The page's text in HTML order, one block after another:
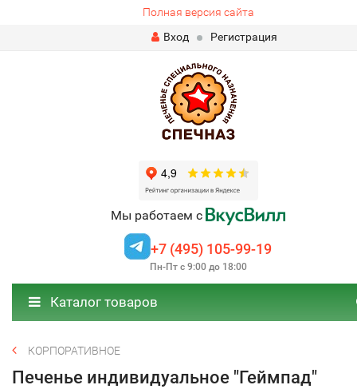
Полная версия сайта
Вход
Регистрация
Мы работаем с
+7 (495) 105-99-19
Пн-Пт с 9:00 до 18:00
Каталог товаров
КОРПОРАТИВНОЕ
Печенье индивидуальное "Геймпад"